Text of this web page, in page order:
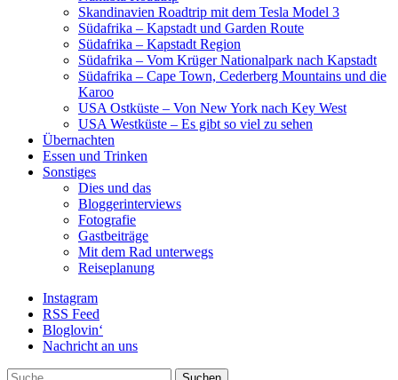
Skandinavien Roadtrip mit dem Tesla Model 3
Südafrika – Kapstadt und Garden Route
Südafrika – Kapstadt Region
Südafrika – Vom Krüger Nationalpark nach Kapstadt
Südafrika – Cape Town, Cederberg Mountains und die
Karoo
USA Ostküste – Von New York nach Key West
USA Westküste – Es gibt so viel zu sehen
Übernachten
Essen und Trinken
Sonstiges
Dies und das
Bloggerinterviews
Fotografie
Gastbeiträge
Mit dem Rad unterwegs
Reiseplanung
Instagram
RSS Feed
Bloglovin‘
Nachricht an uns
Suche